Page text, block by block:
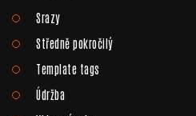
Srazy
Středně pokročilý
Template tags
Údržba